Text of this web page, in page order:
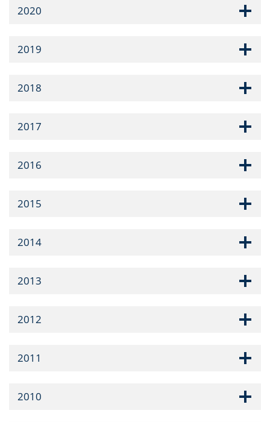
2020
2019
2018
2017
2016
2015
2014
2013
2012
2011
2010